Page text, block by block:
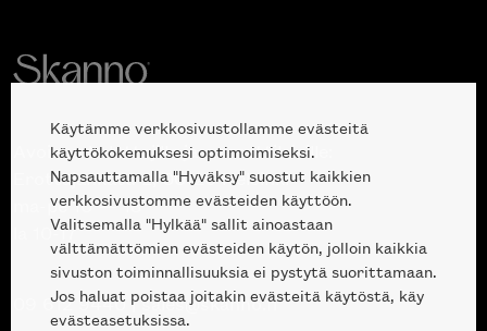
Avoinna kuluttajille ja ammattilaisille:
Erottajankatu 2, 00120 Helsinki
ma-pe 10 — 18
la 10-17
09 612 9440 |sales@skanno.fi
Käytämme verkkosivustollamme evästeitä
käyttökokemuksesi optimoimiseksi.
Napsauttamalla "Hyväksy" suostut kaikkien
verkkosivustomme evästeiden käyttöön.
Valitsemalla "Hylkää" sallit ainoastaan
välttämättömien evästeiden käytön, jolloin kaikkia
sivuston toiminnallisuuksia ei pystytä suorittamaan.
Jos haluat poistaa joitakin evästeitä käytöstä, käy
evästeasetuksissa.